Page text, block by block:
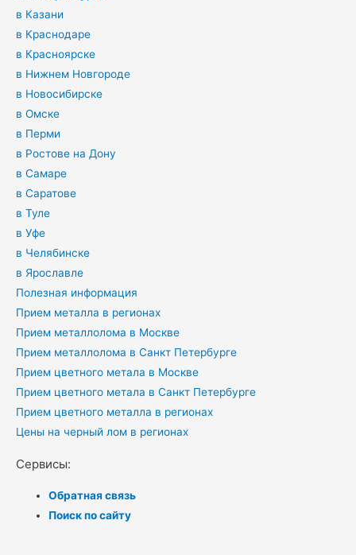
в Казани
в Краснодаре
в Красноярске
в Нижнем Новгороде
в Новосибирске
в Омске
в Перми
в Ростове на Дону
в Самаре
в Саратове
в Туле
в Уфе
в Челябинске
в Ярославле
Полезная информация
Прием металла в регионах
Прием металлолома в Москве
Прием металлолома в Санкт Петербурге
Прием цветного метала в Москве
Прием цветного метала в Санкт Петербурге
Прием цветного металла в регионах
Цены на черный лом в регионах
Сервисы:
Обратная связь
Поиск по сайту